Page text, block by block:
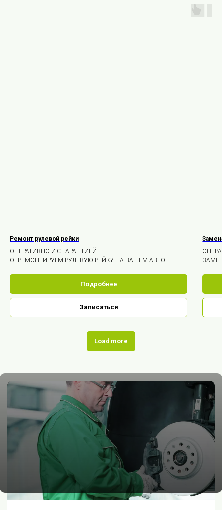
Ремонт рулевой рейки
ОПЕРАТИВНО И С ГАРАНТИЕЙ
ОТРЕМОНТИРУЕМ РУЛЕВУЮ РЕЙКУ НА ВАШЕМ АВТО
Подробнее
Записаться
Load more